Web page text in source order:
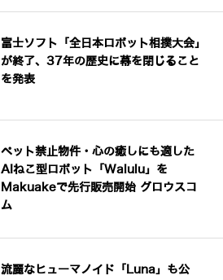
富士ソフト「全日本ロボット相撲大会」
が終了、37年の歴史に幕を閉じること
を発表
ペット禁止物件・心の癒しにも適した
AIねこ型ロボット「Walulu」を
Makuakeで先行販売開始 グロウスコ
ム
流麗なヒューマノイド「Luna」も公